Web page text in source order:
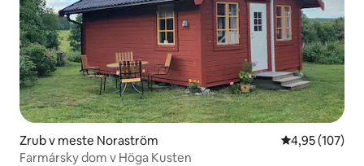
Zrub v meste Noraström Priemerné
4,95 (107)
Farmársky dom v Höga Kusten